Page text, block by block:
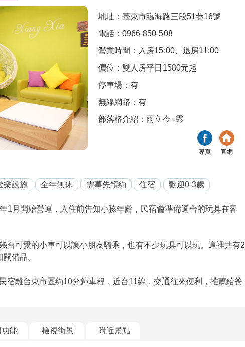
地址：臺東市臨海路三段51巷16號
電話：0966-850-508
營業時間：入房15:00、退房11:00
價位：雙人房平日1580元起
停車場：有
無線網路：有
部落格介紹：雨立今=霠
專頁 官網
樂設施 全年無休 需事先預約 住宿 歡迎0-3歲
1月開始營運，入住前告知小孩年齡，民宿會準備適合的玩具在客
台可愛的小車可以讓小朋友騎乘，也有不少玩具可以玩。這裡共有2
備品。
宿離台東市區約10分鐘車程，近台11線，交通往來便利，推薦給爸
能 檢視街景 附近景點